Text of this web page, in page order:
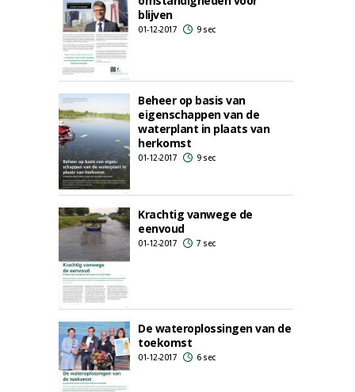
blijven
01-12-2017 9 sec
Beheer op basis van
eigenschappen van de
waterplant in plaats van
herkomst
01-12-2017 9 sec
Krachtig vanwege de
eenvoud
01-12-2017 7 sec
De wateroplossingen van de
toekomst
01-12-2017 6 sec